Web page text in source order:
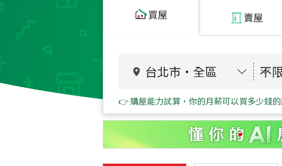
買屋 賣屋
台北市 ・ 全區 不
👉 購屋能力試算，你的月薪可以買多少錢的